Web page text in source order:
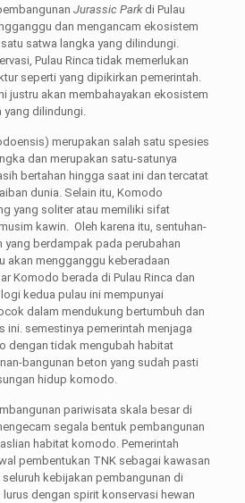
Jurassic Parkdi Pulau
dan mengancam ekosistem
satwa langka yang dilindungi.
Pulau Rinca tidak memerlukan
seperti yang dipikirkan pemerintah.
justru akan membahayakan ekosistem
dilindungi.
merupakan salah satu spesies
dan merupakan satu-satunya
bertahan hingga saat ini dan tercatat
dunia. Selain itu, Komodo
yang soliter atau memiliki sifat
kawin. Oleh karena itu, sentuhan-
yang berdampak pada perubahan
akan mengganggu keberadaan
Komodo berada di Pulau Rinca dan
kedua pulau ini mempunyai
dalam mendukung bertumbuh dan
ini. semestinya pemerintah menjaga
dengan tidak mengubah habitat
bangunan beton yang sudah pasti
hidup komodo.
pariwisata skala besar di
segala bentuk pembangunan
habitat komodo. Pemerintah
pembentukan TNK sebagai kawasan
kebijakan pembangunan di
dengan spirit konservasi hewan